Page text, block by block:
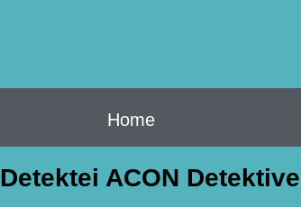
Home
Detektei ACON Detektive